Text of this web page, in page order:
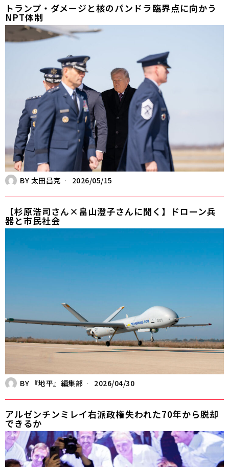
トランプ・ダメージと核のパンドラ――臨界点に向かう
NPT体制
BY 太田昌克 2026/05/15
【杉原浩司さん×畠山澄子さんに聞く】ドローン兵
器と市民社会
BY 『地平』編集部 2026/04/30
アルゼンチンミレイ右派政権――失われた70年から脱却
できるか